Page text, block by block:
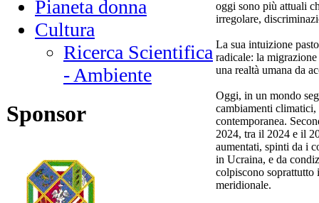
Pianeta donna
Cultura
Ricerca Scientifica
- Ambiente
Sponsor
oggi sono più attuali
irregolare,
La sua intuizione
radicale: la
una realtà umana da
Oggi, in un mondo
cambiamenti climatici,
contemporanea.
2024, tra il 2024 e il
aumentati, spinti da i
in Ucraina, e da
colpiscono
meridionale.